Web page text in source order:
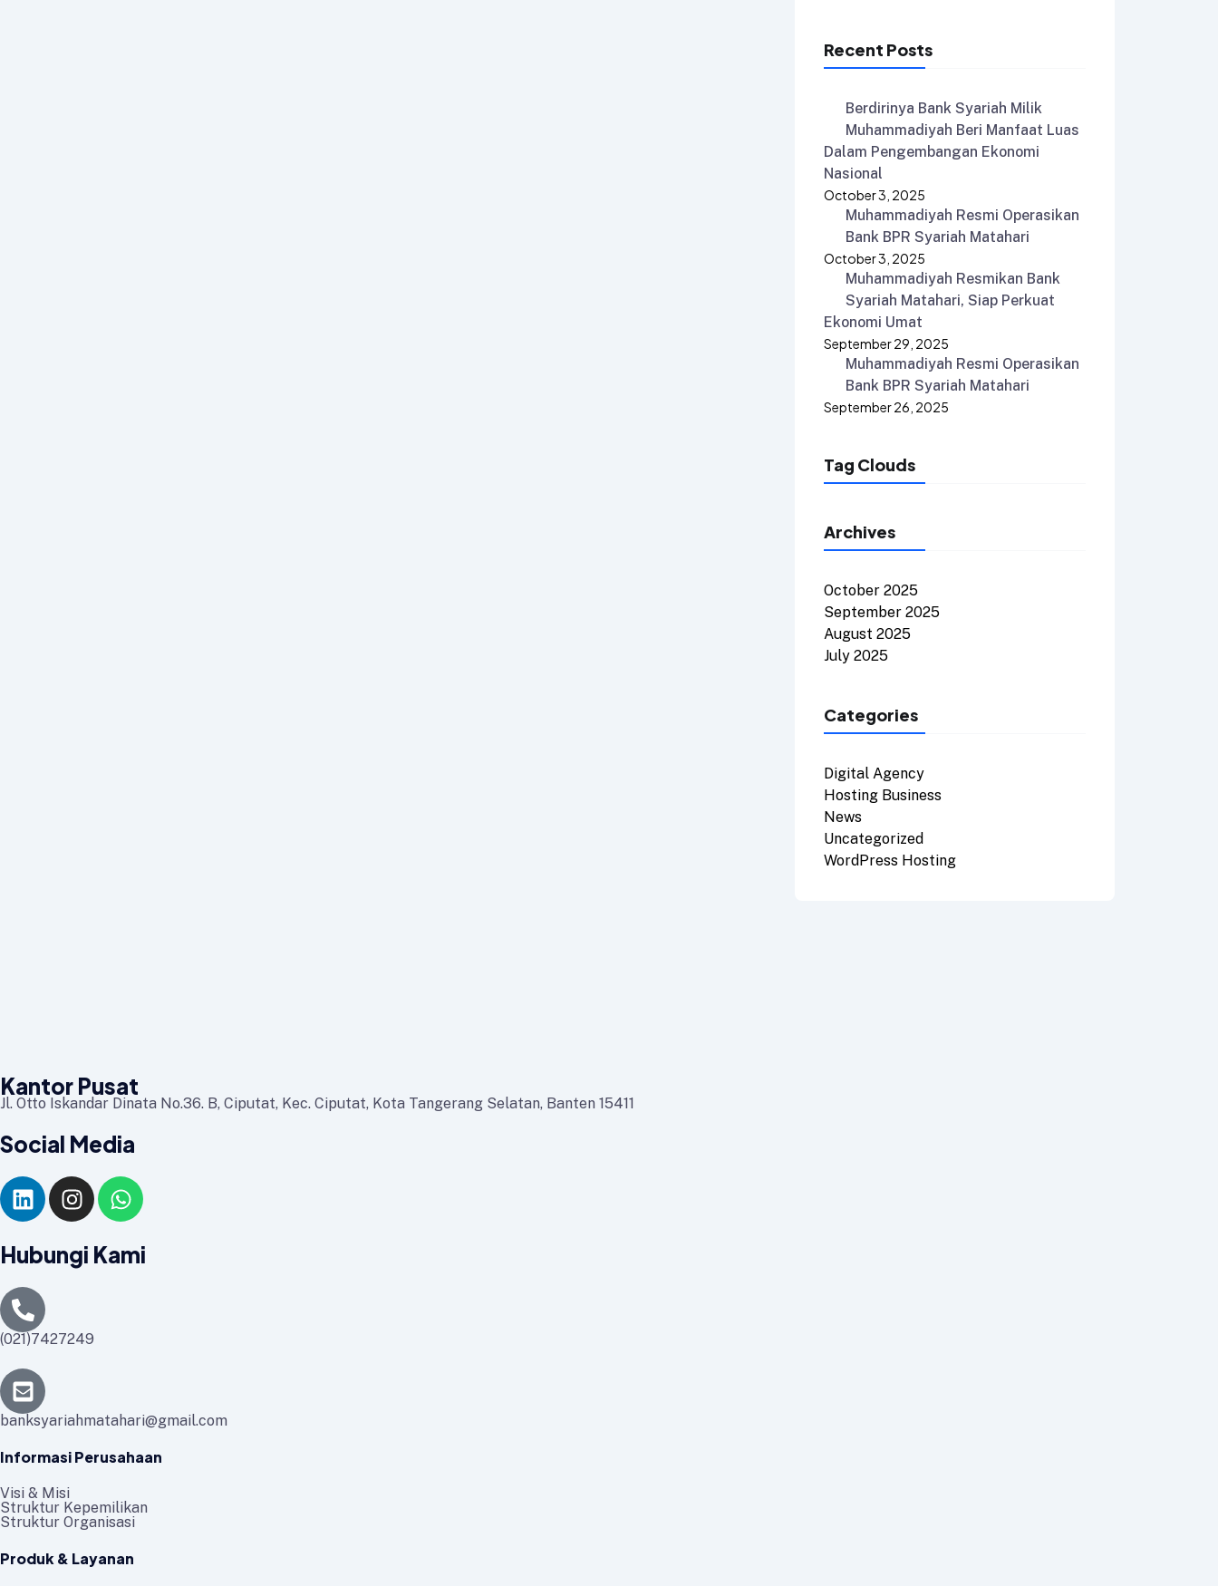
Recent Posts
Berdirinya Bank Syariah Milik
Muhammadiyah Beri Manfaat Luas
Dalam Pengembangan Ekonomi
Nasional
October 3, 2025
Muhammadiyah Resmi Operasikan
Bank BPR Syariah Matahari
October 3, 2025
Muhammadiyah Resmikan Bank
Syariah Matahari, Siap Perkuat
Ekonomi Umat
September 29, 2025
Muhammadiyah Resmi Operasikan
Bank BPR Syariah Matahari
September 26, 2025
Tag Clouds
Archives
October 2025
September 2025
August 2025
July 2025
Categories
Digital Agency
Hosting Business
News
Uncategorized
WordPress Hosting
Kantor Pusat
Jl. Otto Iskandar Dinata No.36. B, Ciputat, Kec. Ciputat, Kota Tangerang Selatan, Banten 15411
Social Media
Hubungi Kami
(021)7427249
banksyariahmatahari@gmail.com
Informasi Perusahaan
Visi & Misi
Struktur Kepemilikan
Struktur Organisasi
Produk & Layanan